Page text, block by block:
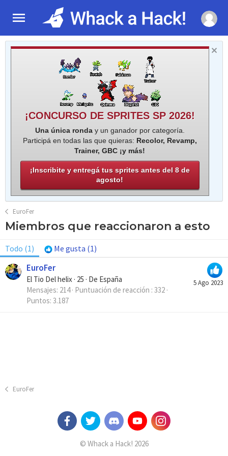
¡CONCURSO DE SPRITES SP 2026!
Una única ronday un ganador por categoría.
Participá en todas las que quieras: Recolor, Revamp,
Trainer, GBC ¡y más!
¡Inscribite y entregá tus sprites antes del 8 de
agosto!
EuroFer
Miembros que reaccionaron a esto
Todo (1) Me gusta (1)
5 Ago 2023
EuroFer
El Tio Del helix · 25 · De España
Mensajes 214 Puntuación de reacción 332
Puntos 3.187
EuroFer
© Whack a Hack! 2026